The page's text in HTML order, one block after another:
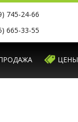
745-24-66
665-33-55
ЦЕНЫ